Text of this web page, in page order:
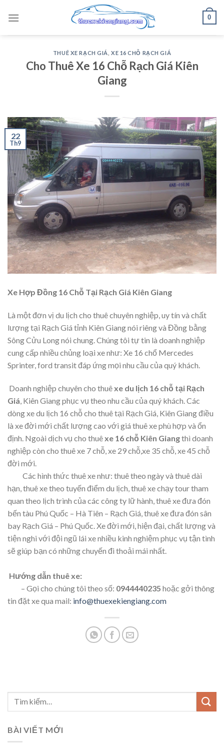
0
THUÊ XE RẠCH GIÁ XE 16 CHỖ RẠCH GIÁ
Cho Thuê Xe 16 Chỗ Rạch Giá Kiên
Giang
22
Th9
Xe Hợp Đồng 16 Chỗ Tại Rạch Giá Kiên Giang
Là một đơn vị du lịch cho thuê chuyên nghiệp, uy tín và chất
lượng tại Rạch Giá tỉnh Kiên Giang nói riêng và Đồng bằng
Sông Cửu Long nói chung. Chúng tôi tự tin là doanh nghiệp
cung cấp nhiều chủng loại xe như: Xe 16 chổ Mercedes
Sprinter, ford transit đáp ứng mọi nhu cầu của quý khách.
Doanh nghiệp chuyên cho thuêxe du lịch 16 chỗ tại Rạch
Giá , Kiên Giang phục vụ theo nhu cầu của quý khách. Các
dòng xe du lịch 16 chỗ cho thuê tại Rạch Giá, Kiên Giang điều
là xe đời mới chất lượng cao với giá thuê xe phù hợp và ổn
định. Ngoài dịch vụ cho thuêxe 16 chỗ Kiên Giangthì doanh
nghiệp còn cho thuê xe 7 chỗ, xe 29 chỗ,xe 35 chỗ, xe 45 chỗ
đời mới.
Các hình thức thuê xe như: thuê theo ngày và thuê dài
hạn, thuê xe theo tuyến điểm du lịch, thuê xe chạy tour tham
quan theo lịch trình của các công ty lữ hành, thuê xe đưa đón
bến tàu Phú Quốc – Hà Tiên – Rạch Giá, thuê xe đưa đón sân
bay Rạch Giá – Phú Quốc. Xe đời mới, hiện đại, chất lượng và
tiện nghi với đội ngũ lái xe nhiều kinh nghiệm phục vụ tận tình
sẽ giúp bạn có những chuyến đi thoải mái nhất.
Hướng dẫn thuê xe:
– Gọi cho chúng tôi theo số: 0944440235 hoặc gởi thông
tin đặt xe qua mail: info@thuexekiengiang.com
BÀI VIẾT MỚI